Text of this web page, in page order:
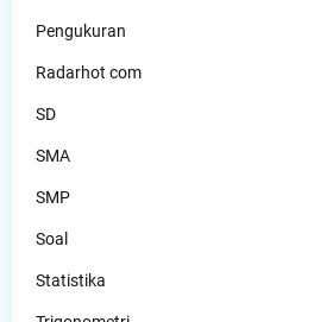
Pengukuran
Radarhot com
SD
SMA
SMP
Soal
Statistika